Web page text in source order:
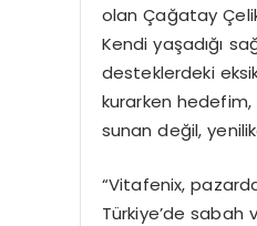
olan Çağatay
Kendi yaşadığı
desteklerdeki
kurarken
sunan değil,
“Vitafenix,
Türkiye’de